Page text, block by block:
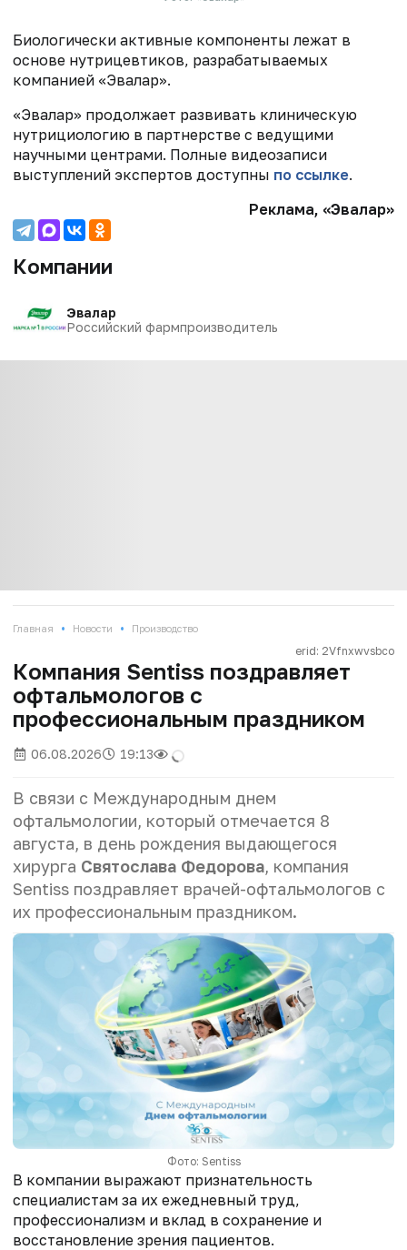
Биологически активные компоненты лежат в
основе нутрицевтиков, разрабатываемых
компанией «Эвалар».
«Эвалар» продолжает развивать клиническую
нутрициологию в партнерстве с ведущими
научными центрами. Полные видеозаписи
выступлений экспертов доступны по ссылке.
Реклама, «Эвалар»
Компании
Эвалар
Российский фармпроизводитель
Главная • Новости • Производство
erid: 2Vfnxwvsbco
Компания Sentiss поздравляет
офтальмологов с
профессиональным праздником
06.08.2026 19:13
В связи с Международным днем
офтальмологии, который отмечается 8
августа, в день рождения выдающегося
хирурга Святослава Федорова, компания
Sentiss поздравляет врачей-офтальмологов с
их профессиональным праздником.
Фото: Sentiss
В компании выражают признательность
специалистам за их ежедневный труд,
профессионализм и вклад в сохранение и
восстановление зрения пациентов.